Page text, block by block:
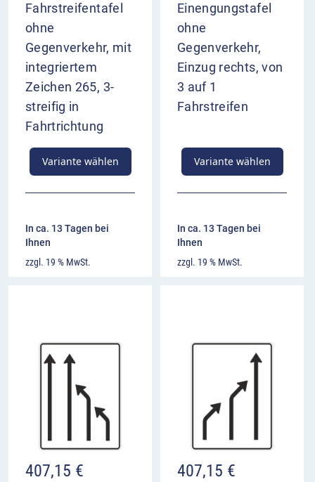
Fahrstreifentafel
ohne
Gegenverkehr, mit
integriertem
Zeichen 265, 3-
streifig in
Fahrtrichtung
Variante wählen
In ca. 13 Tagen bei
Ihnen
zzgl. 19 % MwSt.
Einengungstafel
ohne
Gegenverkehr,
Einzug rechts, von
3 auf 1
Fahrstreifen
Variante wählen
In ca. 13 Tagen bei
Ihnen
zzgl. 19 % MwSt.
407,15 € 407,15 €